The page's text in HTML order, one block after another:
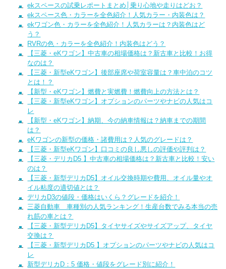
ekスペースの試乗レポートまとめ│乗り心地や走りはどお？
ekスペース色・カラーを全色紹介！人気カラー・内装色は？
ekワゴン色・カラーを全色紹介！人気カラーは？内装色はど
う？
RVRの色・カラーを全色紹介！内装色はどう？
【三菱・eKワゴン】中古車の相場価格は？新古車と比較！お得
なのは？
【三菱・新型eKワゴン】後部座席や荷室容量は？車中泊のコツ
とは！？
【新型・eKワゴン】燃費と実燃費！燃費向上の方法とは？
【三菱・新型eKワゴン】オプションのパーツやナビの人気はコ
レ
【新型・eKワゴン】納期、今の納車情報は？納車までの期間
は？
eKワゴンの新型の価格・諸費用は？人気のグレードは？
【三菱・新型eKワゴン】口コミの良し悪しの評価や評判は？
【三菱・デリカD5 】中古車の相場価格は？新古車と比較！安い
のは？
【三菱・新型デリカD5】オイル交換時期や費用、オイル量やオ
イル粘度の適切値とは？
デリカD3の値段・価格はいくら？グレードを紹介！
三菱自動車 車種別の人気ランキング！生産台数でみる本当の売
れ筋の車とは？
【三菱・新型デリカD5】タイヤサイズやサイズアップ、タイヤ
交換は？
【三菱・新型デリカD5 】オプションのパーツやナビの人気はコ
レ
新型デリカD：5 価格・値段をグレード別に紹介！